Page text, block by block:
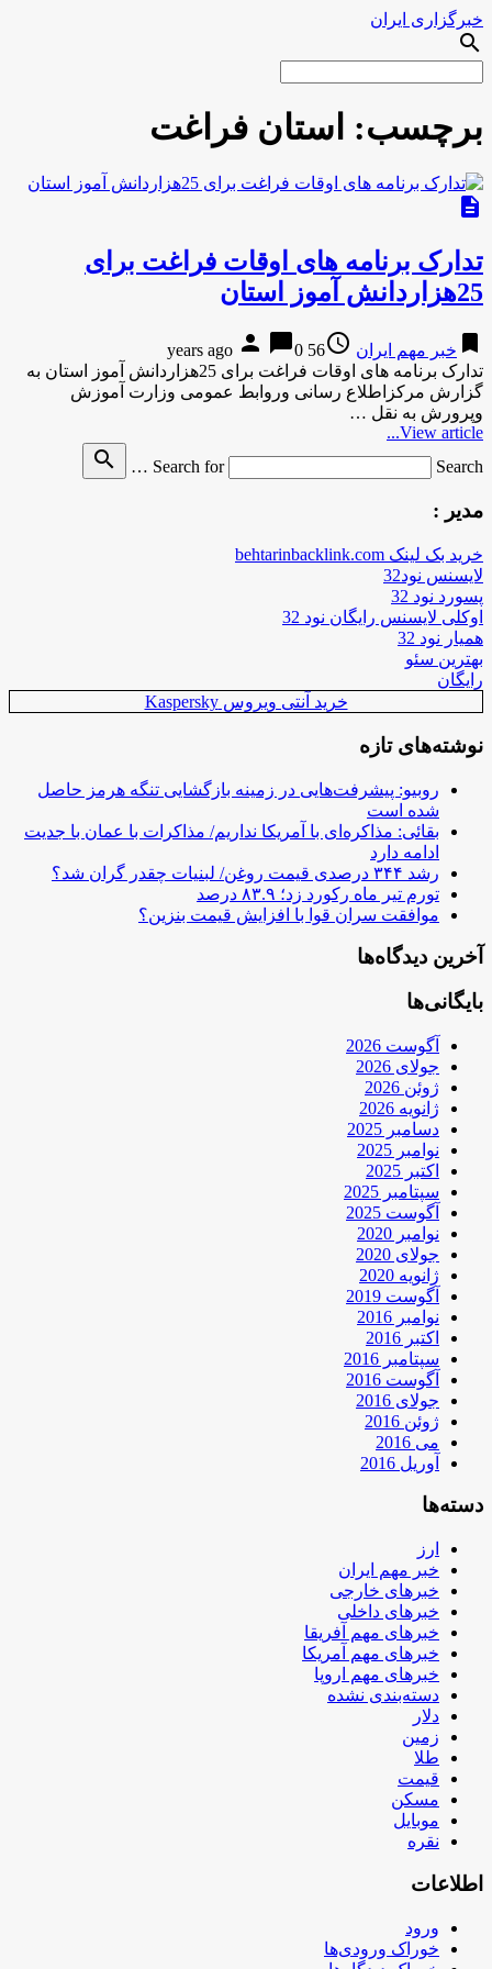
خبرگزاری ایران
search
برچسب: استان فراغت
description
تدارک برنامه های اوقات فراغت برای
25هزاردانش آموز استان
bookmark خبر مهم ایران access_time
56 years ago
person chat_bubble0
تدارک برنامه های اوقات فراغت برای 25هزاردانش آموز استان به
گزارش مركزاطلاع رسانی وروابط عمومی وزارت آموزش
وپرورش به نقل …
View article...
Search for
Search …
search
مدیر :
خرید بک لینک behtarinbacklink.com
لایسنس نود32
پسورد نود 32
اوکلی لایسنس رایگان نود 32
همیار نود 32
بهترین سئو
رایگان
خرید آنتی ویروس Kaspersky
نوشته‌های تازه
روبیو: پیشرفت‌هایی در زمینه بازگشایی تنگه هرمز حاصل
شده است
بقائی: مذاکره‌ای با آمریکا نداریم/ مذاکرات با عمان با جدیت
ادامه دارد
رشد ۳۴۴ درصدی قیمت روغن/ لبنیات چقدر گران شد؟
تورم تیر ماه رکورد زد؛ ۸۳.۹ درصد
موافقت سران قوا با افزایش قیمت بنزین؟
آخرین دیدگاه‌ها
بایگانی‌ها
آگوست 2026
جولای 2026
ژوئن 2026
ژانویه 2026
دسامبر 2025
نوامبر 2025
اکتبر 2025
سپتامبر 2025
آگوست 2025
نوامبر 2020
جولای 2020
ژانویه 2020
آگوست 2019
نوامبر 2016
اکتبر 2016
سپتامبر 2016
آگوست 2016
جولای 2016
ژوئن 2016
می 2016
آوریل 2016
دسته‌ها
ارز
خبر مهم ایران
خبرهای خارجی
خبرهای داخلی
خبرهای مهم آفریقا
خبرهای مهم آمریکا
خبرهای مهم اروپا
دسته‌بندی نشده
دلار
زمین
طلا
قیمت
مسکن
موبایل
نقره
اطلاعات
ورود
خوراک ورودی‌ها